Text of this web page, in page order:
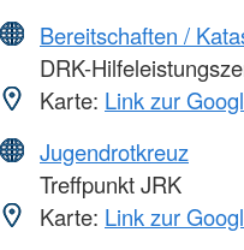
Bereitschaften /
DRK-
Karte: Link zur
Jugendrotkreuz
Treffpunkt JRK
Karte: Link zur